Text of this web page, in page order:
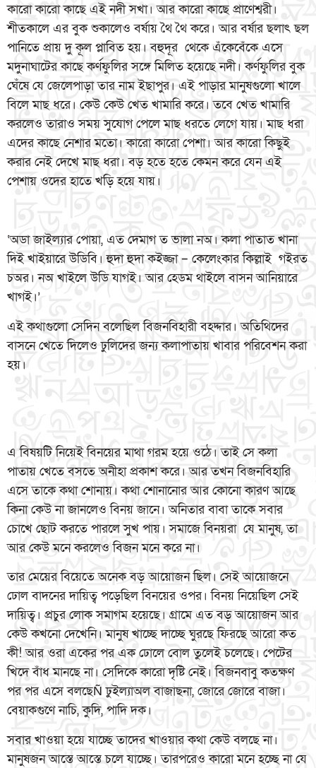
কারো কারো কাছে এই নদী সখা। আর কারো কাছে প্রাণেশ্বরী।
শীতকালে এর বুক শুকালেও বর্ষায় থৈ থৈ করে। আর বর্ষার ছলাৎ ছল
পানিতে প্রায় দু কূল প্লাবিত হয়। বহুদূর থেকে এঁকেবেঁকে এসে
মদুনাঘাটের কাছে কর্ণফুলির সঙ্গে মিলিত হয়েছে নদী। কর্ণফুলির বুক
ঘেঁষে যে জেলেপাড়া তার নাম ইছাপুর। এই পাড়ার মানুষগুলো খালে
বিলে মাছ ধরে। কেউ কেউ খেত খামারি করে। তবে খেত খামারি
করলেও তারাও সময় সুযোগ পেলে মাছ ধরতে লেগে যায়। মাছ ধরা
এদের কাছে নেশার মতো। কারো কারো পেশা। আর কারো কিছুই
করার নেই দেখে মাছ ধরা। বড় হতে হতে কেমন করে যেন এই
পেশায় ওদের হাতে খড়ি হয়ে যায়।
‘অডা জাইল্যার পোয়া, এত দেমাগ ত ভালা নঅ। কলা পাতাত খানা
দিই খাইয়ারে উডিবি। হুদা হুদা কইজ্জা – কেলেংকার কিল্লাই গইরত
চঅর। নঅ খাইলে উডি যাগই। আর হেডম থাইলে বাসন আনিয়ারে
খাগই।’
এই কথাগুলো সেদিন বলেছিল বিজনবিহারী বহদ্দার। অতিথিদের
বাসনে খেতে দিলেও ঢুলিদের জন্য কলাপাতায় খাবার পরিবেশন করা
হয়।
এ বিষয়টি নিয়েই বিনয়ের মাথা গরম হয়ে ওঠে। তাই সে কলা
পাতায় খেতে বসতে অনীহা প্রকাশ করে। আর তখন বিজনবিহারি
এসে তাকে কথা শোনায়। কথা শোনানোর আর কোনো কারণ আছে
কিনা কেউ না জানলেও বিনয় জানে। অনিতার বাবা তাকে সবার
চোখে ছোট করতে পারলে সুখ পায়। সমাজে বিনয়রা যে মানুষ, তা
আর কেউ মনে করলেও বিজন মনে করে না।
তার মেয়ের বিয়েতে অনেক বড় আয়োজন ছিল। সেই আয়োজনে
ঢোল বাদনের দায়িত্ব পড়েছিল বিনয়ের ওপর। বিনয় নিয়েছিল সেই
দায়িত্ব। প্রচুর লোক সমাগম হয়েছে। গ্রামে এত বড় আয়োজন আর
কেউ কখনো দেখেনি। মানুষ খাচ্ছে দাচ্ছে ঘুরছে ফিরছে আরো কত
কী! আর ওরা একের পর এক ঢোলে বোল তুলেই চলেছে। পেটের
খিদে বাঁধ মানছে না। সেদিকে কারো দৃষ্টি নেই। বিজনবাবু কতক্ষণ
পর পর এসে বলছেÑ ঢুইল্যাঅল বাজাছনা, জোরে জোরে বাজা।
বেয়াকগুণে নাচি, কুদি, পাদি দক।
সবার খাওয়া হয়ে যাচ্ছে তাদের খাওয়ার কথা কেউ বলছে না।
মানুষজন আস্তে আস্তে চলে যাচ্ছে। তারপরেও কারো মনে হচ্ছে না যে